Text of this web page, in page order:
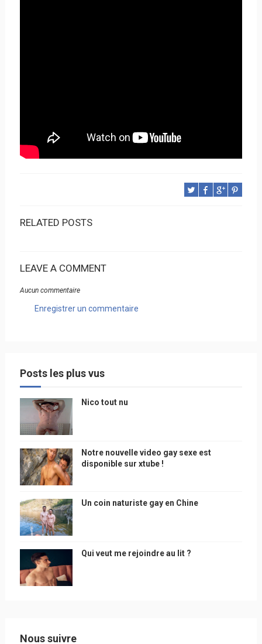
RELATED POSTS
LEAVE A COMMENT
Aucun commentaire
Enregistrer un commentaire
Posts les plus vus
Nico tout nu
Notre nouvelle video gay sexe est
disponible sur xtube !
Un coin naturiste gay en Chine
Qui veut me rejoindre au lit ?
Nous suivre